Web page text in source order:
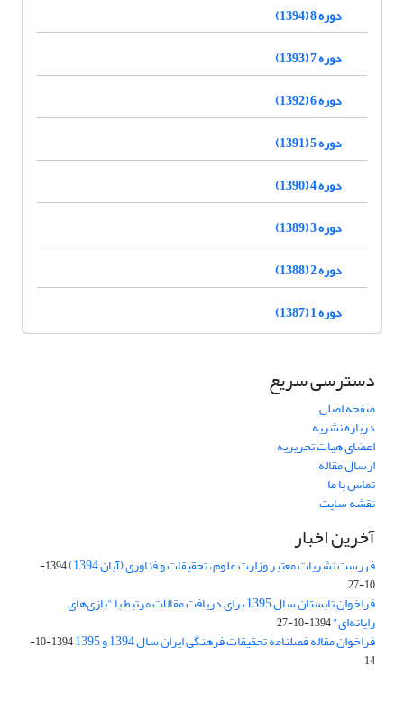
دوره 8 (1394)
دوره 7 (1393)
دوره 6 (1392)
دوره 5 (1391)
دوره 4 (1390)
دوره 3 (1389)
دوره 2 (1388)
دوره 1 (1387)
دسترسی سریع
صفحه اصلی
درباره نشریه
اعضای هیات تحریریه
ارسال مقاله
تماس با ما
نقشه سایت
آخرین اخبار
فهرست نشریات معتبر وزارت علوم، تحقیقات و فناوری (آبان 1394)
1394-
10-27
فراخوان تابستان سال 1395 برای دریافت مقالات مرتبط با "بازی‌های
رایانه‌ای"1394-10-27
فراخوان مقاله فصلنامه تحقیقات فرهنگی ایران سال 1394 و 1395
1394-10-
14